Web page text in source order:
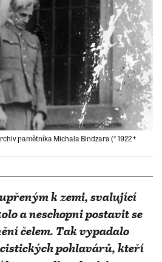
pamětníka Michala Bindzara (* 1922 †︎
k zemi, svalující
a neschopni postavit se
čelem. Tak vypadalo
pohlavárů, kteří